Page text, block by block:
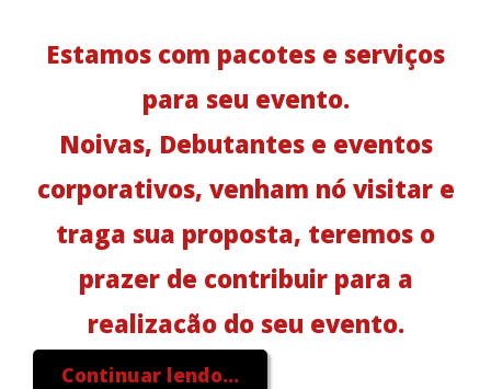
Estamos com pacotes e serviços
para seu evento.
Noivas, Debutantes e eventos
corporativos, venham nó visitar e
traga sua proposta, teremos o
prazer de contribuir para a
realização do seu evento.
end: Estrada Arlindo de morais
Continuar lendo...